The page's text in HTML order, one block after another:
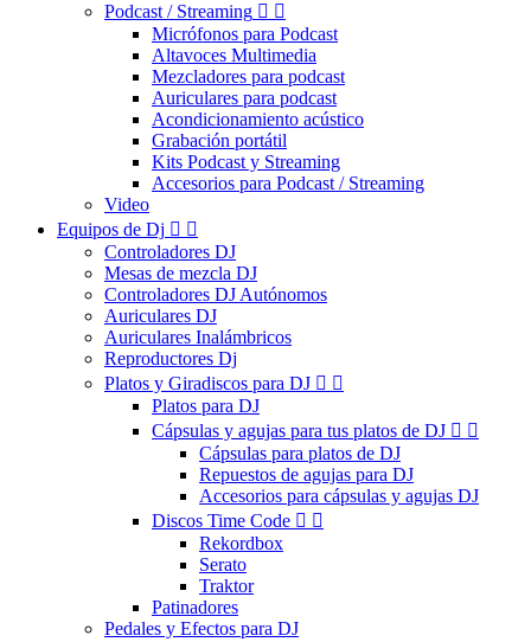
Podcast / Streaming  
Micrófonos para Podcast
Altavoces Multimedia
Mezcladores para podcast
Auriculares para podcast
Acondicionamiento acústico
Grabación portátil
Kits Podcast y Streaming
Accesorios para Podcast / Streaming
Video
Equipos de Dj  
Controladores DJ
Mesas de mezcla DJ
Controladores DJ Autónomos
Auriculares DJ
Auriculares Inalámbricos
Reproductores Dj
Platos y Giradiscos para DJ  
Platos para DJ
Cápsulas y agujas para tus platos de DJ  
Cápsulas para platos de DJ
Repuestos de agujas para DJ
Accesorios para cápsulas y agujas DJ
Discos Time Code  
Rekordbox
Serato
Traktor
Patinadores
Pedales y Efectos para DJ